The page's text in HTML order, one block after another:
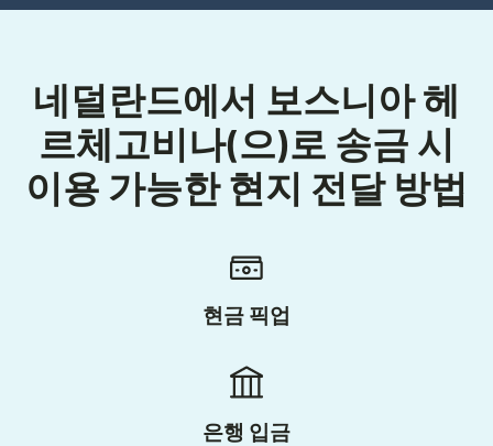
네덜란드에서 보스니아 헤
르체고비나(으)로 송금 시
이용 가능한 현지 전달 방법
현금 픽업
은행 입금